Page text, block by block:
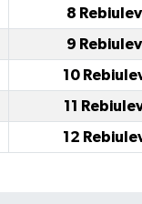
8
9
10
11
12